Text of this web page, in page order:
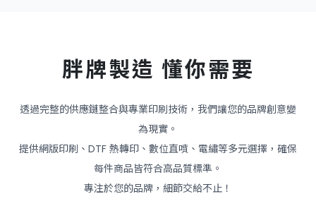
胖牌製造 懂你需要
透過完整的供應鏈整合與專業印刷技術，我們讓您的品牌創意變
為現實。
提供網版印刷、DTF 熱轉印、數位直噴、電繡等多元選擇，確保
每件商品皆符合高品質標準。
專注於您的品牌，細節交給不止！